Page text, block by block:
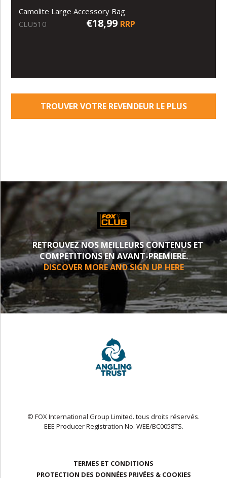
Camolite Large Accessory Bag
CLU510
€18,99 RRP
TROUVER VOTRE REVENDEUR LE PLUS
RETROUVEZ NOS MEILLEURS CONTENUS ET
COMPETITIONS EN AVANT-PREMIERE.
DISCOVER MORE AND SIGN UP HERE
© FOX International Group Limited. tous droits réservés.
EEE Producer Registration No. WEE/BC0058TS.
TERMES ET CONDITIONS
PROTECTION DES DONNÉES PRIVÉES & COOKIES